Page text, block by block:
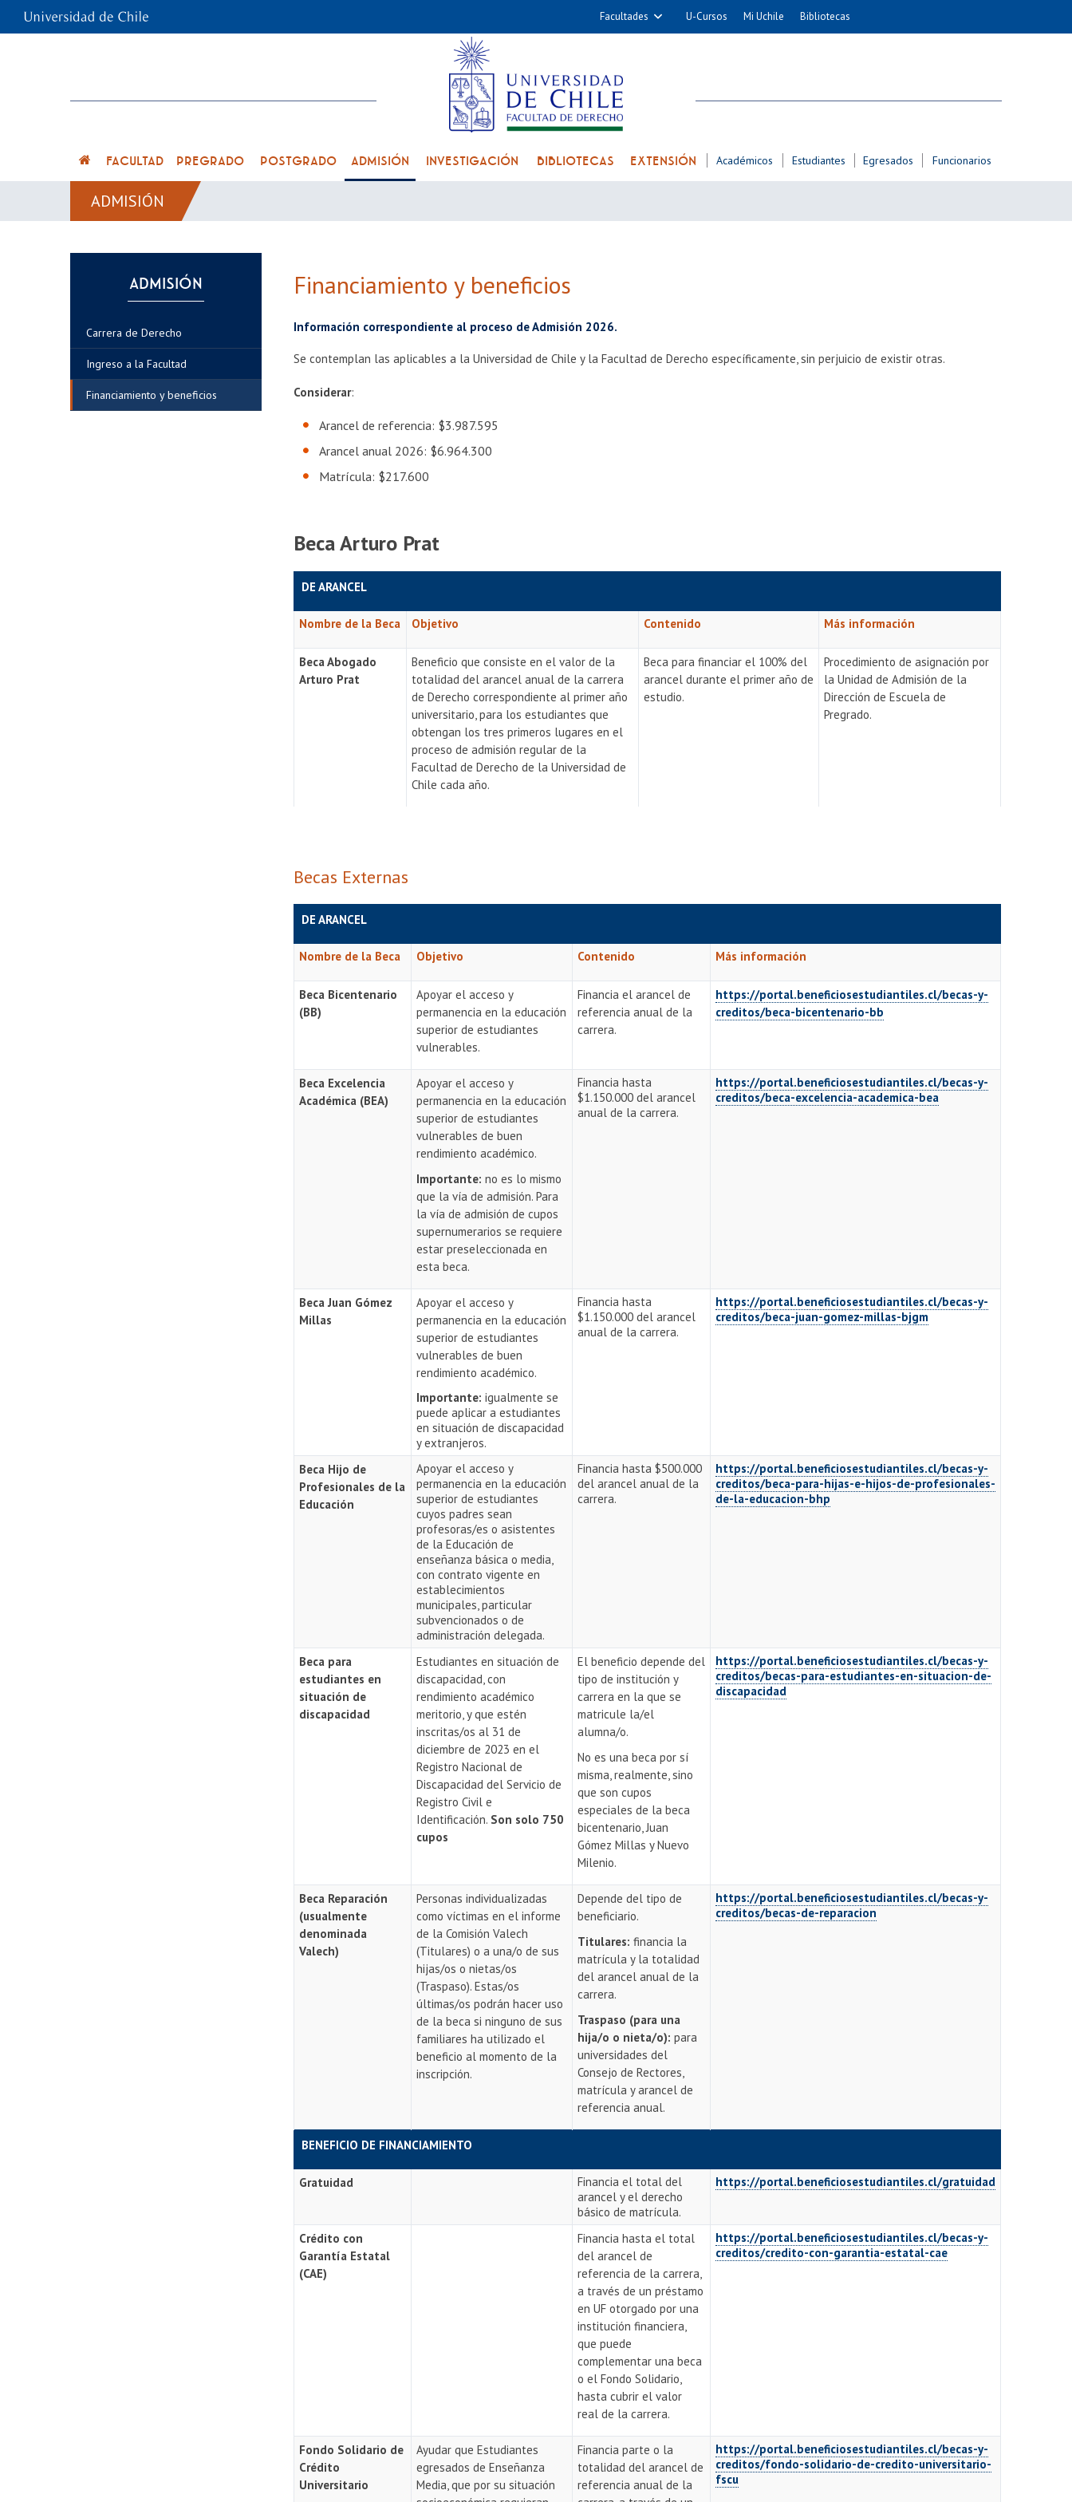
Facultades
Cs. Químicas y Farmacéuticas
Medicina
Odontología
U-Cursos Mi Uchile Bibliotecas
FACULTAD PREGRADO POSTGRADO ADMISIÓN INVESTIGACIÓN BIBLIOTECAS EXTENSIÓN Académicos Estudiantes Egresados Funcionarios
ADMISIÓN
ADMISIÓN
Carrera de Derecho
Ingreso a la Facultad
Financiamiento y beneficios
Financiamiento y beneficios
Información correspondiente al proceso de Admisión 2026.
Se contemplan las aplicables a la Universidad de Chile y la Facultad de Derecho específicamente, sin perjuicio de existir otras.
Considerar:
Arancel de referencia: $3.987.595
Arancel anual 2026: $6.964.300
Matrícula: $217.600
Beca Arturo Prat
DE ARANCEL
Nombre de la Beca Objetivo Contenido Más información
Beca Abogado
Arturo Prat
Beneficio que consiste en el valor de la
totalidad del arancel anual de la carrera
de Derecho correspondiente al primer año
universitario, para los estudiantes que
obtengan los tres primeros lugares en el
proceso de admisión regular de la
Facultad de Derecho de la Universidad de
Chile cada año.
Beca para financiar el 100% del
arancel durante el primer año de
estudio.
Procedimiento de asignación por
la Unidad de Admisión de la
Dirección de Escuela de
Pregrado.
Becas Externas
DE ARANCEL
Nombre de la Beca Objetivo Contenido Más información
Beca Bicentenario
(BB)
Apoyar el acceso y
permanencia en la educación
superior de estudiantes
vulnerables.
Financia el arancel de
referencia anual de la
carrera.
https://portal.beneficiosestudiantiles.cl/becas-y-
creditos/beca-bicentenario-bb
Beca Excelencia
Académica (BEA)
Apoyar el acceso y
permanencia en la educación
superior de estudiantes
vulnerables de buen
rendimiento académico.
Importante: no es lo mismo
que la vía de admisión. Para
la vía de admisión de cupos
supernumerarios se requiere
estar preseleccionada en
esta beca.
Financia hasta
$1.150.000 del arancel
anual de la carrera.
https://portal.beneficiosestudiantiles.cl/becas-y-
creditos/beca-excelencia-academica-bea
Beca Juan Gómez
Millas
Apoyar el acceso y
permanencia en la educación
superior de estudiantes
vulnerables de buen
rendimiento académico.
Importante:igualmente se
puede aplicar a estudiantes
en situación de discapacidad
y extranjeros.
Financia hasta
$1.150.000 del arancel
anual de la carrera.
https://portal.beneficiosestudiantiles.cl/becas-y-
creditos/beca-juan-gomez-millas-bjgm
Beca Hijo de
Profesionales de la
Educación
Apoyar el acceso y
permanencia en la educación
superior de estudiantes
cuyos padres sean
profesoras/es o asistentes
de la Educación de
enseñanza básica o media,
con contrato vigente en
establecimientos
municipales, particular
subvencionados o de
administración delegada.
Financia hasta $500.000
del arancel anual de la
carrera.
https://portal.beneficiosestudiantiles.cl/becas-y-
creditos/beca-para-hijas-e-hijos-de-profesionales-
de-la-educacion-bhp
Beca para
estudiantes en
situación de
discapacidad
Estudiantes en situación de
discapacidad, con
rendimiento académico
meritorio, y que estén
inscritas/os al 31 de
diciembre de 2023 en el
Registro Nacional de
Discapacidad del Servicio de
Registro Civil e
Identificación. Son solo 750
cupos
El beneficio depende del
tipo de institución y
carrera en la que se
matricule la/el
alumna/o.
No es una beca por sí
misma, realmente, sino
que son cupos
especiales de la beca
bicentenario, Juan
Gómez Millas y Nuevo
Milenio.
https://portal.beneficiosestudiantiles.cl/becas-y-
creditos/becas-para-estudiantes-en-situacion-de-
discapacidad
Beca Reparación
(usualmente
denominada
Valech)
Personas individualizadas
como víctimas en el informe
de la Comisión Valech
(Titulares) o a una/o de sus
hijas/os o nietas/os
(Traspaso). Estas/os
últimas/os podrán hacer uso
de la beca si ninguno de sus
familiares ha utilizado el
beneficio al momento de la
inscripción.
Depende del tipo de
beneficiario.
Titulares:financia la
matrícula y la totalidad
del arancel anual de la
carrera.
Traspaso (para una
hija/o o nieta/o): para
universidades del
Consejo de Rectores,
matrícula y arancel de
referencia anual.
https://portal.beneficiosestudiantiles.cl/becas-y-
creditos/becas-de-reparacion
BENEFICIO DE FINANCIAMIENTO
Gratuidad
Financia el total del
arancel y el derecho
básico de matrícula.
https://portal.beneficiosestudiantiles.cl/gratuidad
Crédito con
Garantía Estatal
(CAE)
Financia hasta el total
del arancel de
referencia de la carrera,
a través de un préstamo
en UF otorgado por una
institución financiera,
que puede
complementar una beca
o el Fondo Solidario,
hasta cubrir el valor
real de la carrera.
https://portal.beneficiosestudiantiles.cl/becas-y-
creditos/credito-con-garantia-estatal-cae
Fondo Solidario de
Crédito
Universitario
Ayudar que Estudiantes
egresados de Enseñanza
Media, que por su situación
Financia parte o la
totalidad del arancel de
referencia anual de la
https://portal.beneficiosestudiantiles.cl/becas-y-
creditos/fondo-solidario-de-credito-universitario-
fscu